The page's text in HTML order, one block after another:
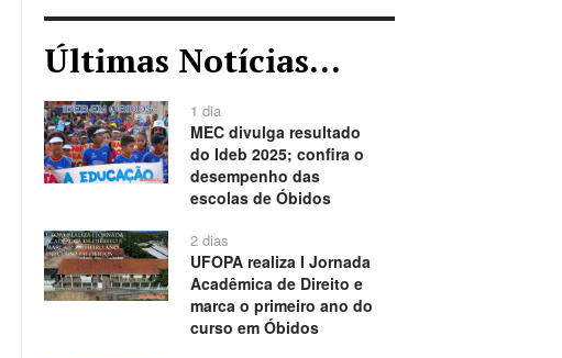
Últimas Notícias...
1 dia
MEC divulga resultado
do Ideb 2025; confira o
desempenho das
escolas de Óbidos
2 dias
UFOPA realiza I Jornada
Acadêmica de Direito e
marca o primeiro ano do
curso em Óbidos